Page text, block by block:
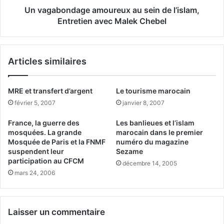
n
e
n
t
e
t
i
e
n
a
v
e
c
m
r
e
x
a
u
s
e
i
n
d
e
Un vagabondage amoureux au sein de l’islam,
Entretien avec Malek Chebel
Articles similaires
MRE et transfert d’argent
février 5, 2007
Le tourisme marocain
janvier 8, 2007
France, la guerre des
mosquées. La grande
Mosquée de Paris et la FNMF
suspendent leur
participation au CFCM
mars 24, 2006
Les banlieues et l’islam
marocain dans le premier
numéro du magazine
Sezame
décembre 14, 2005
Laisser un commentaire